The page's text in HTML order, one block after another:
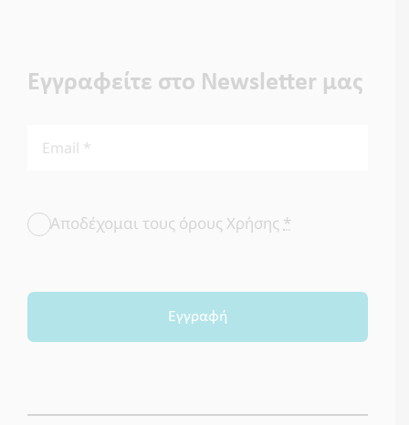
Εγγραφείτε στο Newsletter μας
Αποδέχομαι τους όρους Χρήσης *
Εγγραφή